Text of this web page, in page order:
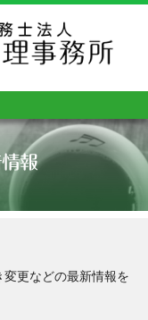
報
更などの最新情報を